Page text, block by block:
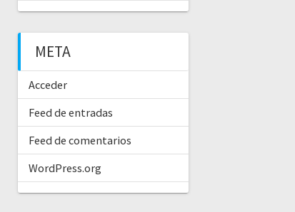
META
Acceder
Feed de entradas
Feed de comentarios
WordPress.org